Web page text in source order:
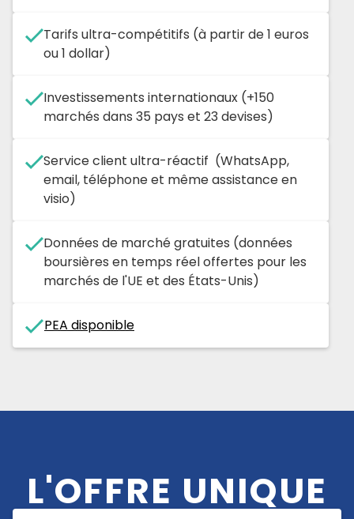
Tarifs ultra-compétitifs (à partir de 1 euros
ou 1 dollar)
Investissements internationaux (+150
marchés dans 35 pays et 23 devises)
Service client ultra-réactif (WhatsApp,
email, téléphone et même assistance en
visio)
Données de marché gratuites (données
boursières en temps réel offertes pour les
marchés de l'UE et des États-Unis)
PEA disponible
L'OFFRE UNIQUE